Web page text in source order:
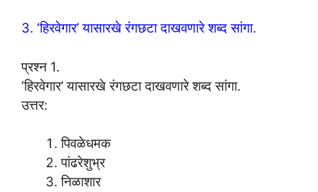
3. ‘हिरवेगार’ यासारखे रंगछटा दाखवणारे शब्द सांगा.
प्रश्न 1.
‘हिरवेगार’ यासारखे रंगछटा दाखवणारे शब्द सांगा.
उत्तर:
पिवळेधमक
पांढरेशुभ्र
निळाशार